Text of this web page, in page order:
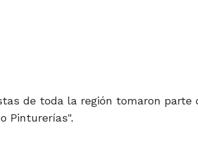
de toda la región tomaron parte
Pinturerías".